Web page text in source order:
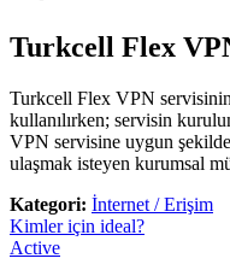
Turkcell Flex
Turkcell Flex VPN
kullanılırken; servisin
VPN servisine uygun
ulaşmak isteyen kurumsal
Kategori: İnternet / Erişim
Kimler için ideal?
Active